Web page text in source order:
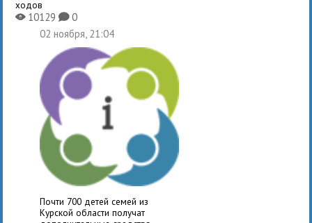
ходов
X10129K0
02 ноября, 21:04
Почти 700 детей семей из
Курской области получат